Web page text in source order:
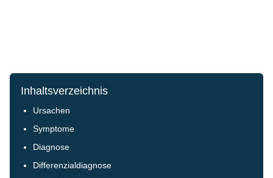
Inhaltsverzeichnis
Ursachen
Symptome
Diagnose
Differenzialdiagnose